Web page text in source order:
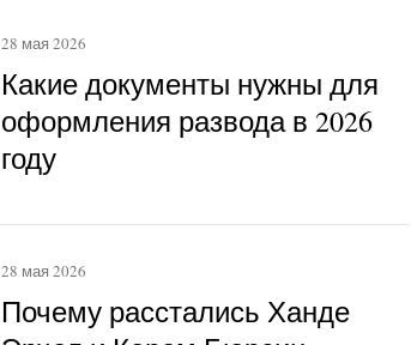
Какие документы нужны для
оформления развода в 2026
году
28 мая 2026
Почему расстались Ханде
28 мая 2026